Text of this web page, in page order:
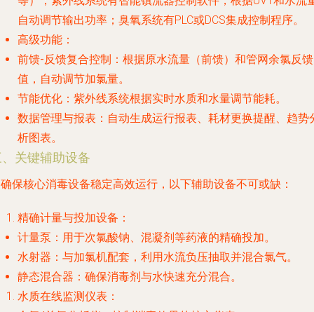
自动调节输出功率；臭氧系统有PLC或DCS集成控制程序。
高级功能 ：
前馈-反馈复合控制 ：根据原水流量（前馈）和管网余氯反馈
值，自动调节加氯量。
节能优化 ：紫外线系统根据实时水质和水量调节能耗。
数据管理与报表 ：自动生成运行报表、耗材更换提醒、趋势
析图表。
关键辅助设备
保核心消毒设备稳定高效运行，以下辅助设备不可或缺：
精确计量与投加设备 ：
计量泵 ：用于次氯酸钠、混凝剂等药液的精确投加。
水射器 ：与加氯机配套，利用水流负压抽取并混合氯气。
静态混合器 ：确保消毒剂与水快速充分混合。
水质在线监测仪表 ：